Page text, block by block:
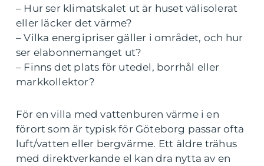
– Hur ser klimatskalet ut är huset välisolerat
eller läcker det värme?
– Vilka energipriser gäller i området, och hur
ser elabonnemanget ut?
– Finns det plats för utedel, borrhål eller
markkollektor?
För en villa med vattenburen värme i en
förort som är typisk för Göteborg passar ofta
luft/vatten eller bergvärme. Ett äldre trähus
med direktverkande el kan dra nytta av en